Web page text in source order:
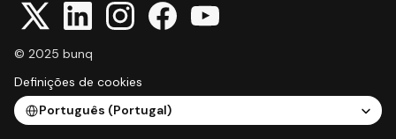
© 2025 bunq
Definições de cookies
Select Language
Português (Portugal)